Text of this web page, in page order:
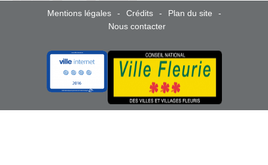
Mentions légales Crédits
Plan du site
Nous contacter